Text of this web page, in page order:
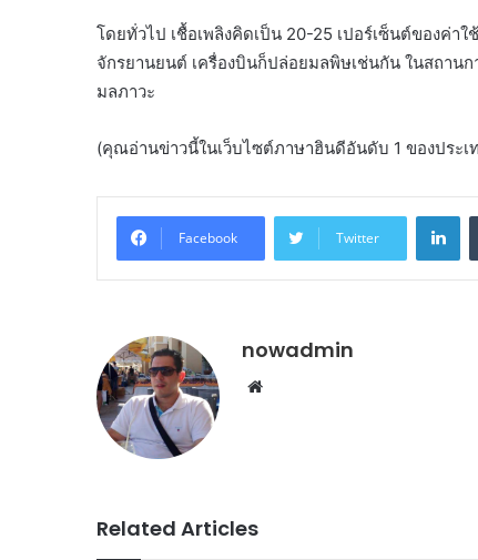
โดยทั่วไป เชื้อเพลิงคิดเป็น 20-25 เปอร์เซ็นต์ของค่
จักรยานยนต์ เครื่องบินก็ปล่อยมลพิษเช่นกัน ในสถาน
มลภาวะ
(คุณอ่านข่าวนี้ในเว็บไซต์ภาษาฮินดีอันดับ 1 ของประเ
Facebook Twitter
nowadmin
Website
Related Articles